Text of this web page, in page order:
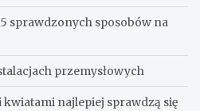
sprawdzonych sposobów na
przemysłowych
najlepiej sprawdzą się